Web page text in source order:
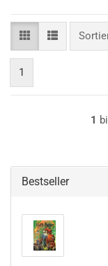
1
1
Bestseller